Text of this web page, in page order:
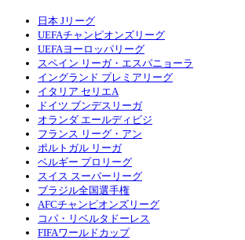
日本 Jリーグ
UEFAチャンピオンズリーグ
UEFAヨーロッパリーグ
スペイン リーガ・エスパニョーラ
イングランド プレミアリーグ
イタリア セリエA
ドイツ ブンデスリーガ
オランダ エールディビジ
フランス リーグ・アン
ポルトガル リーガ
ベルギー プロリーグ
スイス スーパーリーグ
ブラジル全国選手権
AFCチャンピオンズリーグ
コパ・リベルタドーレス
FIFAワールドカップ